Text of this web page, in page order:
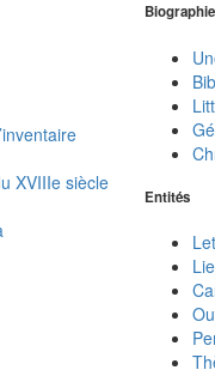
XVIIIe siècle
Biographie
Entités